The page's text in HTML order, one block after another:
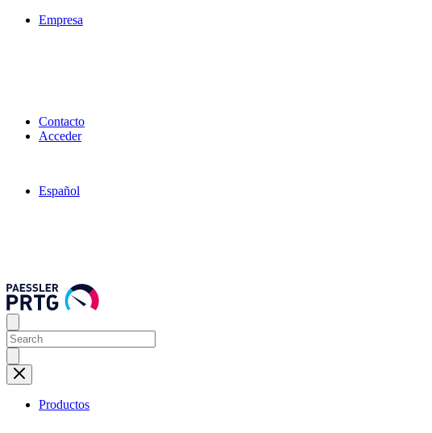
Empresa
Contacto
Acceder
Español
Productos